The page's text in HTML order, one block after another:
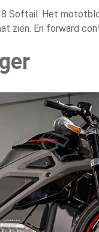
Softail. Het
zien. En forward